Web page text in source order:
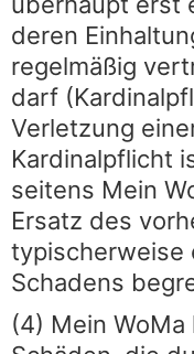
deren
regelmäßig
darf
Verletzung
Kardinalpflicht
seitens Mein
Ersatz des
typischerweise
Schadens
(4) Mein